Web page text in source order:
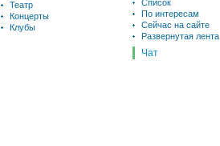
Театр
Концерты
Клубы
Список
По интересам
Сейчас на сайте
Развернутая лента
Чат